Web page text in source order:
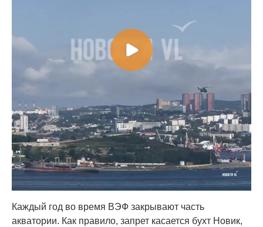
Каждый год во время ВЭФ закрывают часть
акватории. Как правило, запрет касается бухт Новик,